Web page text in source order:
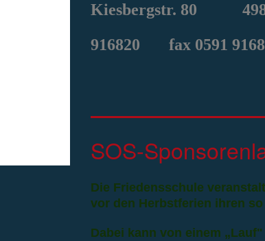
Kiesbergstr. 80
916820 fax 0591
SOS-
Die Friedensschule
vor den Herbstferien ihren
Dabei kann von einem